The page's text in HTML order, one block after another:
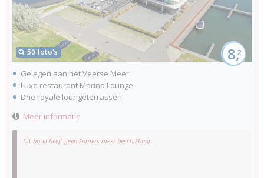
Dit hotel heeft geen kamers meer beschikbaar.
50 foto's 8,2
Gelegen aan het Veerse Meer
Luxe restaurant Marina Lounge
Drie royale loungeterrassen
Meer informatie